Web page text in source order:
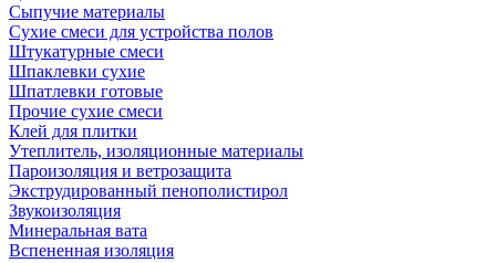
Сыпучие материалы
Сухие смеси для устройства полов
Штукатурные смеси
Шпаклевки сухие
Шпатлевки готовые
Прочие сухие смеси
Клей для плитки
Утеплитель, изоляционные материалы
Пароизоляция и ветрозащита
Экструдированный пенополистирол
Звукоизоляция
Минеральная вата
Вспененная изоляция